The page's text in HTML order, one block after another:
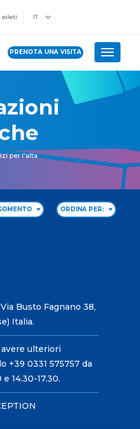
atleti IT
PRENOTA UNA VISITA Toggle
per l'alta
ORDINA PER:
Busto Fagnano 38,
Italia.
ulteriori
+39 0331 575757 da
14.30-17.30.